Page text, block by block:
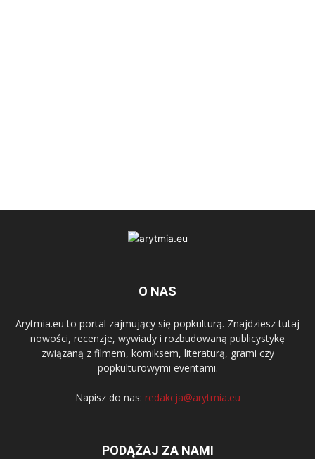
O NAS
Arytmia.eu to portal zajmujący się popkulturą. Znajdziesz tutaj
nowości, recenzje, wywiady i rozbudowaną publicystykę
związaną z filmem, komiksem, literaturą, grami czy
popkulturowymi eventami.
Napisz do nas: redakcja@arytmia.eu
PODĄŻAJ ZA NAMI